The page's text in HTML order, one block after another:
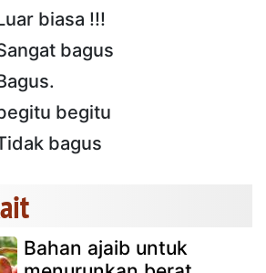
biasa !!!
bagus
begitu
bagus
Bahan ajaib untuk